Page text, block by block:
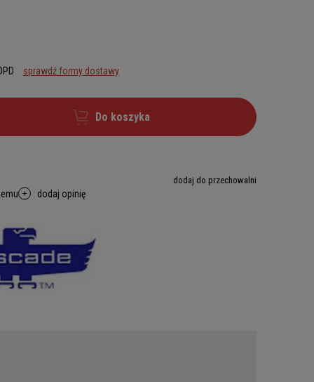
sprawdź formy dostawy
Do koszyka
dodaj do przechowalni
dodaj opinię